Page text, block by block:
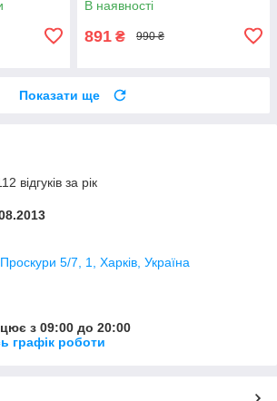
В наявності
891 ₴ 990 ₴
Показати ще
відгуків за рік
5/7, 1, Харків, Україна
з 09:00 до 20:00
графік роботи